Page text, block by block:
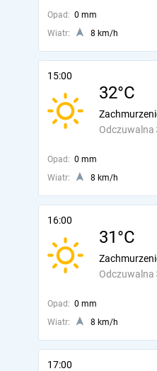
Opad: 0 mm
Wiatr:
8 km/h
15:00
32°C
Odczuwalna
Opad: 0 mm
Wiatr:
8 km/h
16:00
31°C
Odczuwalna
Opad: 0 mm
Wiatr:
8 km/h
17:00